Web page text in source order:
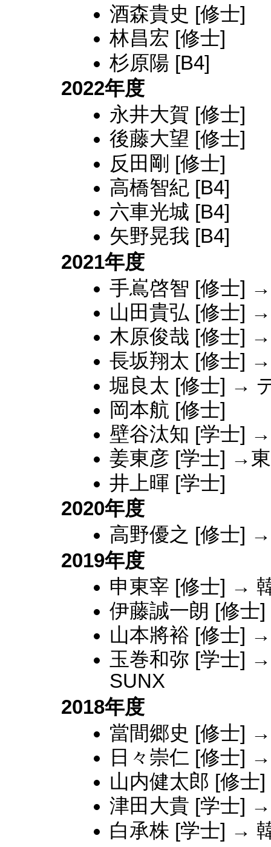
酒森貴史 [修士]
林昌宏 [修士]
杉原陽 [B4]
2022年度
永井大賀 [修士]
後藤大望 [修士]
反田剛 [修士]
高橋智紀 [B4]
六車光城 [B4]
矢野晃我 [B4]
2021年度
手嶌啓智 [修士]
山田貴弘 [修士]
木原俊哉 [修士]
長坂翔太 [修士]
堀良太 [修士] →
岡本航 [修士]
壁谷汰知 [学士]
姜東彦 [学士] →
井上暉 [学士]
2020年度
高野優之 [修士]
2019年度
申東宰 [修士] →
伊藤誠一朗 [修
山本將裕 [修士]
玉巻和弥 [学士]
SUNX
2018年度
當間郷史 [修士]
日々崇仁 [修士]
山内健太郎 [修
津田大貴 [学士]
白承株 [学士] →